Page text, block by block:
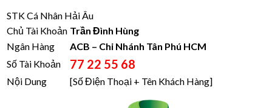
STK Cá Nhân Hải Âu
Chủ Tài Khoản Trần Đình Hùng
Ngân Hàng
ACB – Chi Nhánh Tân Phú HCM
Số Tài Khoản
77 22 55 68
Nội Dung [Số Điện Thoại + Tên Khách Hàng]